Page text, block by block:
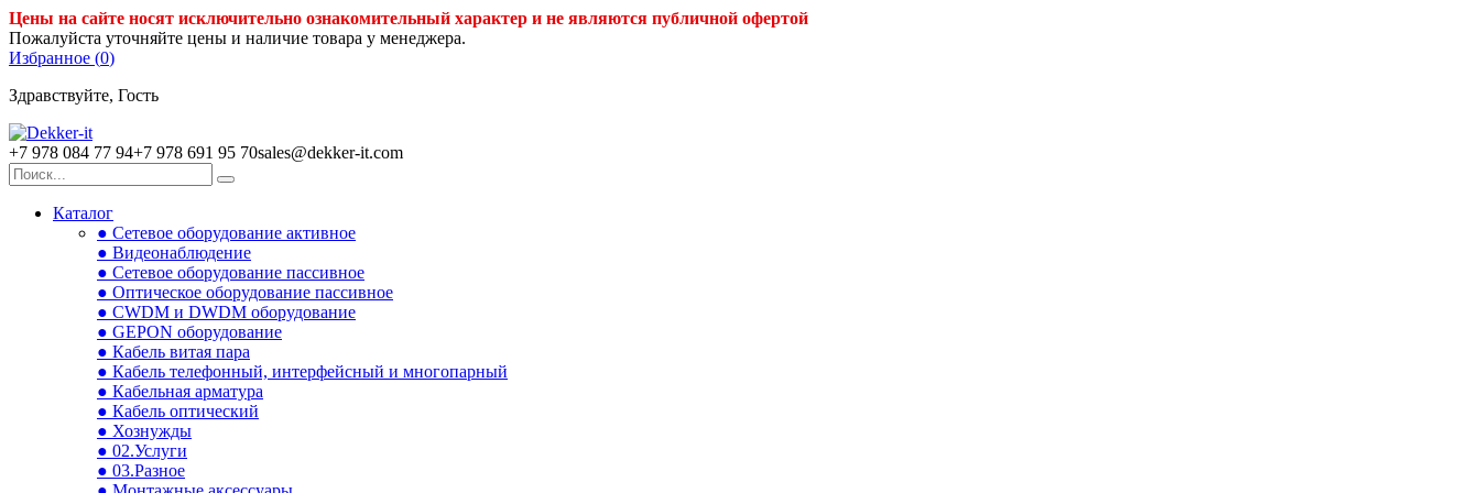
Цены на сайте носят исключительно ознакомительный характер и не являются публичной офертой
Пожалуйста уточняйте цены и наличие товара у менеджера.
Избранное (0)
Здравствуйте, Гость
+7 978 084 77 94+7 978 691 95 70sales@dekker-it.com
Каталог
● Сетевое оборудование активное
● Видеонаблюдение
● Сетевое оборудование пассивное
● Оптическое оборудование пассивное
● CWDM и DWDM оборудование
● GEPON оборудование
● Кабель витая пара
● Кабель телефонный, интерфейсный и многопарный
● Кабельная арматура
● Кабель оптический
● Хознужды
● 02.Услуги
● 03.Разное